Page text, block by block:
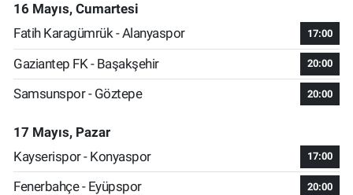
16 Mayıs, Cumartesi
Fatih Karagümrük - Alanyaspor
17:00
Gaziantep FK - Başakşehir 20:00
Samsunspor - Göztepe 20:00
17 Mayıs, Pazar
Kayserispor - Konyaspor
17:00
Fenerbahçe - Eyüpspor 20:00